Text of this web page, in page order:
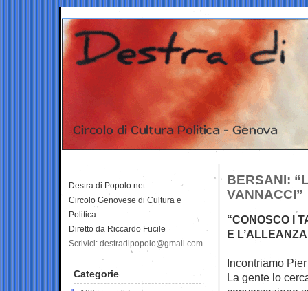
BERSANI:
VANNACCI”
“CONOSCO I
E
Incontriamo
La gente lo
Destra di Popolo.net
Circolo Genovese di Cultura e
Politica
Diretto da Riccardo Fucile
Scrivici: destradipopolo@gmail.com
Categorie